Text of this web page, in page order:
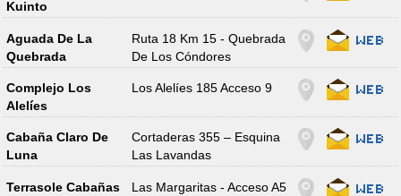
Kuinto
Aguada De La
Quebrada
Ruta 18 Km 15 - Quebrada
De Los Cóndores
Complejo Los
Alelíes
Los Alelíes 185 Acceso 9
Cabaña Claro De
Luna
Cortaderas 355 – Esquina
Las Lavandas
Terrasole Cabañas Las Margaritas - Acceso A5